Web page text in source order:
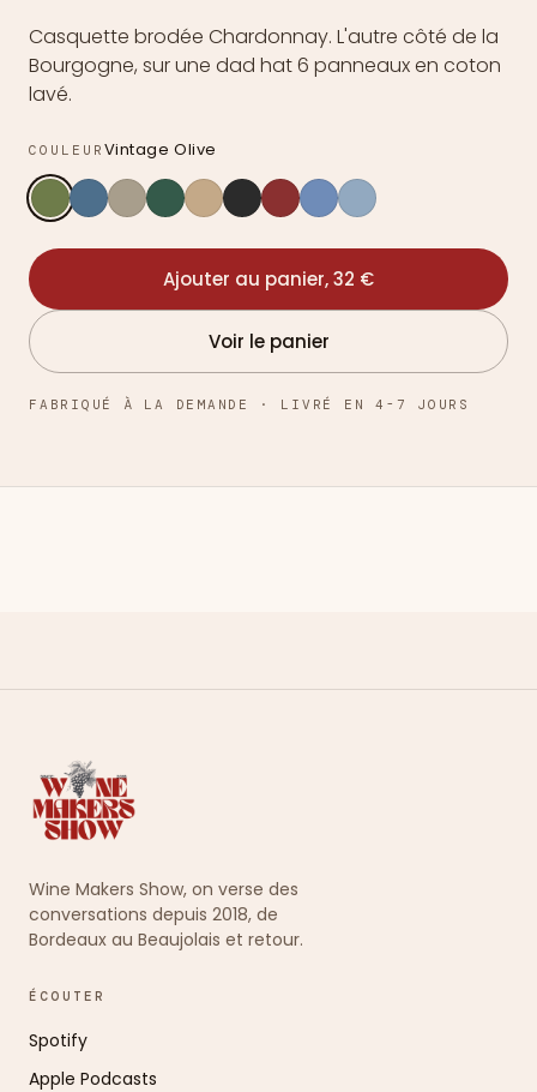
Casquette brodée Chardonnay. L'autre côté de la
Bourgogne, sur une dad hat 6 panneaux en coton
lavé.
COULEUR Vintage Olive
Ajouter au panier, 32 €
Voir le panier
FABRIQUÉ À LA DEMANDE · LIVRÉ EN 4-7 JOURS
Wine Makers Show, on verse des
conversations depuis 2018, de
Bordeaux au Beaujolais et retour.
ÉCOUTER
Spotify
Apple Podcasts